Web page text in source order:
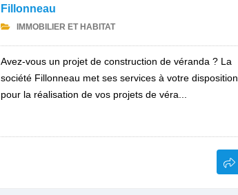
Fillonneau
IMMOBILIER ET HABITAT
Avez-vous un projet de construction de véranda ? La
société Fillonneau met ses services à votre disposition
pour la réalisation de vos projets de véra...